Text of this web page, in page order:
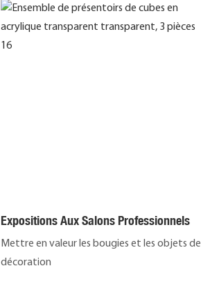
Expositions Aux Salons Professionnels
Mettre en valeur les bougies et les objets de
décoration